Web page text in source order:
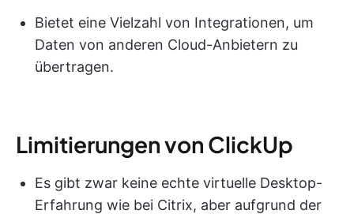
Bietet eine Vielzahl von Integrationen, um
Daten von anderen Cloud-Anbietern zu
übertragen.
Limitierungen von ClickUp
Es gibt zwar keine echte virtuelle Desktop-
Erfahrung wie bei Citrix, aber aufgrund der